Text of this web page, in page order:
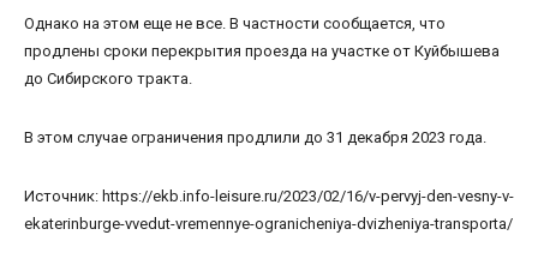
Однако на этом еще не все. В частности сообщается, что
продлены сроки перекрытия проезда на участке от Куйбышева
до Сибирского тракта.
В этом случае ограничения продлили до 31 декабря 2023 года.
Источник: https://ekb.info-leisure.ru/2023/02/16/v-pervyj-den-vesny-v-
ekaterinburge-vvedut-vremennye-ogranicheniya-dvizheniya-transporta/